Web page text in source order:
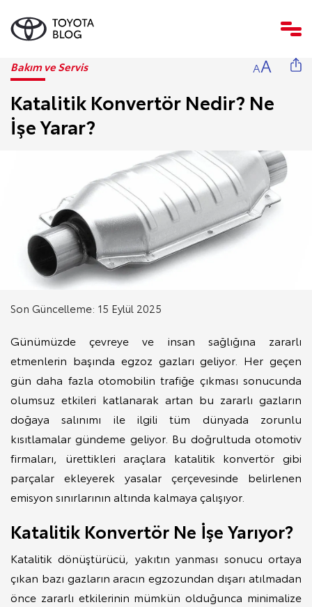
Bakım ve Servis AA
Katalitik Konvertör Nedir? Ne
İşe Yarar?
Son Güncelleme: 15 Eylül 2025
Günümüzde çevreye ve insan sağlığına zararlı
etmenlerin başında egzoz gazları geliyor. Her geçen
gün daha fazla otomobilin trafiğe çıkması sonucunda
olumsuz etkileri katlanarak artan bu zararlı gazların
doğaya salınımı ile ilgili tüm dünyada zorunlu
kısıtlamalar gündeme geliyor. Bu doğrultuda otomotiv
firmaları, ürettikleri araçlara katalitik konvertör gibi
parçalar ekleyerek yasalar çerçevesinde belirlenen
emisyon sınırlarının altında kalmaya çalışıyor.
Katalitik Konvertör Ne İşe Yarıyor?
Katalitik dönüştürücü, yakıtın yanması sonucu ortaya
çıkan bazı gazların aracın egzozundan dışarı atılmadan
önce zararlı etkilerinin mümkün olduğunca minimalize